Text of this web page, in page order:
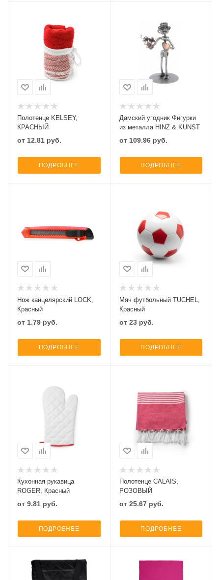
Полотенце KELSEY,
КРАСНЫЙ
от 12.81 руб.
ПОДРОБНЕЕ
Дамский угодник Фигурки
из металла HINZ & KUNST
от 109.96руб.
ПОДРОБНЕЕ
Нож канцелярский LOCK,
Красный
от 1.79 руб.
ПОДРОБНЕЕ
Мяч футбольный TUCHEL,
Красный
от 23руб.
ПОДРОБНЕЕ
Кухонная рукавица
ROGER, Красный
от 9.81 руб.
ПОДРОБНЕЕ
Полотенце CALAIS,
РОЗОВЫЙ
от 25.67руб.
ПОДРОБНЕЕ